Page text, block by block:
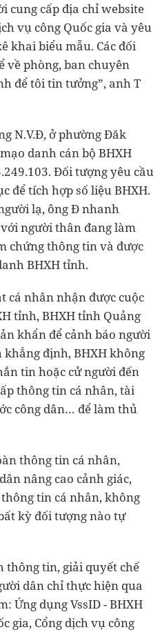
cung cấp địa chỉ website
vụ công Quốc gia và yêu
khai biểu mẫu. Các đối
về phòng, ban chuyên
để tôi tin tưởng”, anh T
N.V.Đ, ở phường Đăk
danh cán bộ BHXH
Đối tượng yêu cầu
để tích hợp số liệu BHXH.
lạ, ông Đ nhanh
người thân đang làm
chứng thông tin và được
BHXH tỉnh.
cá nhân nhận được cuộc
tỉnh, BHXH tỉnh Quảng
khẩn để cảnh báo người
định, BHXH không
tin hoặc cử người đến
thông tin cá nhân, tài
công dân… để làm thủ
thông tin cá nhân,
nâng cao cảnh giác,
tin cá nhân, không
kỳ đối tượng nào tự
thông tin, giải quyết chế
dân chỉ thực hiện qua
Ứng dụng VssID - BHXH
gia, Cổng dịch vụ công